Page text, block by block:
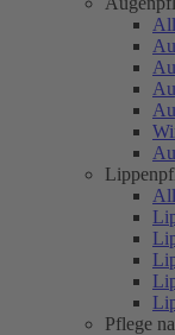
Pflege